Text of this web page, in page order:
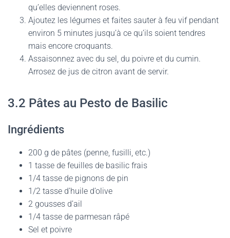
qu’elles deviennent roses.
Ajoutez les légumes et faites sauter à feu vif pendant
environ 5 minutes jusqu’à ce qu’ils soient tendres
mais encore croquants.
Assaisonnez avec du sel, du poivre et du cumin.
Arrosez de jus de citron avant de servir.
3.2 Pâtes au Pesto de Basilic
Ingrédients
200 g de pâtes (penne, fusilli, etc.)
1 tasse de feuilles de basilic frais
1/4 tasse de pignons de pin
1/2 tasse d’huile d’olive
2 gousses d’ail
1/4 tasse de parmesan râpé
Sel et poivre